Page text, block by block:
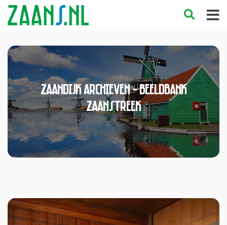
Zaandijk Archieven - Beeldbank
Zaanstreek